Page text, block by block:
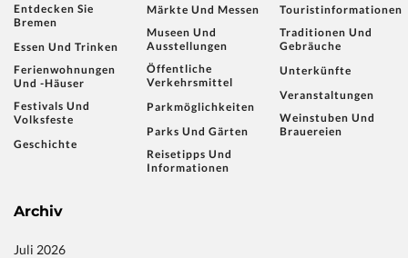
Entdecken Sie
Bremen
Essen Und Trinken
Ferienwohnungen
Und -häuser
Festivals Und
Volksfeste
Geschichte
Märkte Und Messen
Museen Und
Ausstellungen
Öffentliche
Verkehrsmittel
Parkmöglichkeiten
Parks Und Gärten
Reisetipps Und
Informationen
Touristinformationen
Traditionen Und
Gebräuche
Unterkünfte
Veranstaltungen
Weinstuben Und
Brauereien
Archiv
Juli 2026